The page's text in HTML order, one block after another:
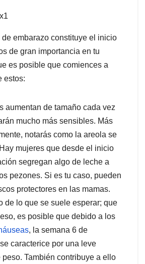
de embarazo constituye el inicio
de gran importancia en tu
es posible que comiences a
estos:
aumentan de tamaño cada vez
mucho más sensibles. Más
notarás como la areola se
mujeres que desde el inicio
segregan algo de leche a
pezones. Si es tu caso, pueden
protectores en las mamas.
de lo que se suele esperar; que
es posible que debido a los
, la semana 6 de
caracterice por una leve
peso. También contribuye a ello